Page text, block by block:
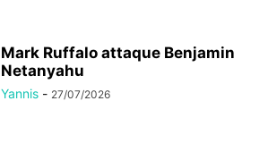
Mark Ruffalo attaque Benjamin
Netanyahu
Yannis - 27/07/2026